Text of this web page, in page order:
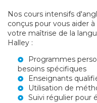
Nos cours intensifs
conçus pour vous aider à
votre maîtrise de la
Halley :
Programmes
besoins spécifiques
Enseignants
Utilisation de
Suivi régulier pour